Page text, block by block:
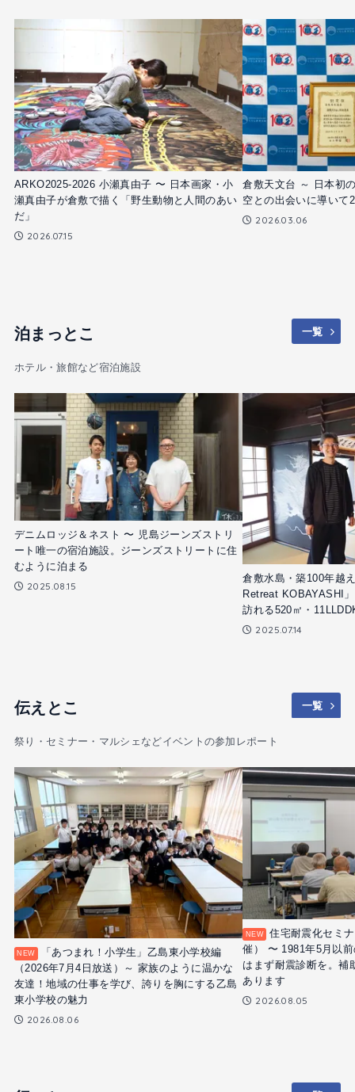
ARKO2025-2026 小瀬真由子 〜 日本画家・小
瀬真由子が倉敷で描く「野生動物と人間のあい
だ」
2026.07.15
倉敷天文台 ～ 日本初
空との出会いに導いて
2026.03.06
泊まっとこ 一覧
ホテル・旅館など宿泊施設
デニムロッジ＆ネスト 〜 児島ジーンズストリ
ート唯一の宿泊施設。ジーンズストリートに住
むように泊まる
2025.08.15
倉敷水島・築100年越
Retreat KOBAYASHI
訪れる520㎡・
2025.07.14
伝えとこ 一覧
祭り・セミナー・マルシェなどイベントの参加レポート
「あつまれ！小学生」乙島東小学校編
（2026年7月4日放送）～ 家族のように温かな
友達！地域の仕事を学び、誇りを胸にする乙島
東小学校の魅力
2026.08.06
住宅耐震化セミ
催） 〜 1981年5月以
はまず耐震診断を。補
あります
2026.08.05